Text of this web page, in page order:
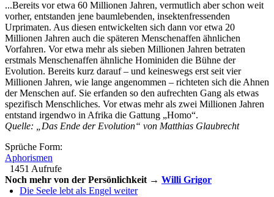
...Bereits vor etwa 60 Millionen Jahren, vermutlich aber schon weit
vorher, entstanden jene baumlebenden, insektenfressenden
Urprimaten. Aus diesen entwickelten sich dann vor etwa 20
Millionen Jahren auch die späteren Menschenaffen ähnlichen
Vorfahren. Vor etwa mehr als sieben Millionen Jahren betraten
erstmals Menschenaffen ähnliche Hominiden die Bühne der
Evolution. Bereits kurz darauf – und keineswegs erst seit vier
Millionen Jahren, wie lange angenommen – richteten sich die Ahnen
der Menschen auf. Sie erfanden so den aufrechten Gang als etwas
spezifisch Menschliches. Vor etwas mehr als zwei Millionen Jahren
entstand irgendwo in Afrika die Gattung „Homo“.
Quelle: „Das Ende der Evolution“ von Matthias Glaubrecht
Sprüche Form:
Aphorismen
1451 Aufrufe
Noch mehr von der Persönlichkeit → Willi Grigor
Die Seele lebt als Engel weiter